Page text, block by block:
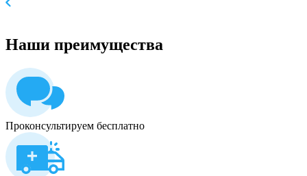
Наши преимущества
Проконсультируем бесплатно